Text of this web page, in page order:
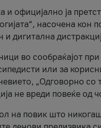
официјално ја
насочена кон
дигитална
во сообраќајот
или за
„Одговорно со
не вреди повеќе од
на повик што